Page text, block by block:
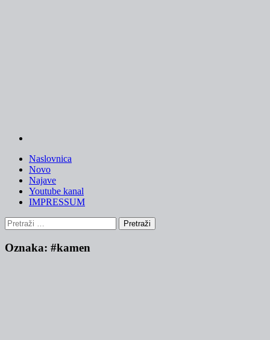
Naslovnica
Novo
Najave
Youtube kanal
IMPRESSUM
Pretraži:
Oznaka: #kamen